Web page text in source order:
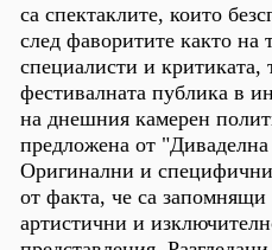
са спектаклите, които
след фаворитите както на
специалисти и критиката,
фестивалната публика в
на днешния камерен
предложена от
Оригинални и
от факта, че са запомнящи
артистични и